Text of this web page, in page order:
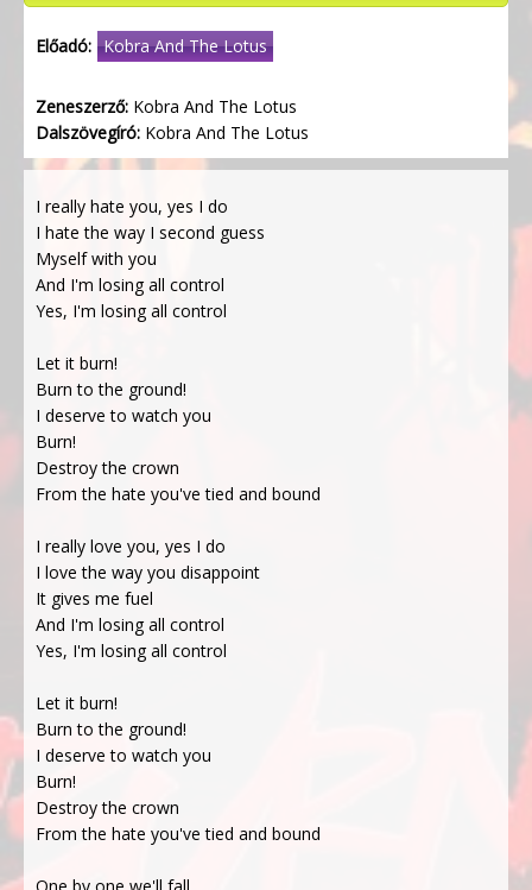
Előadó: Kobra And The Lotus
Zeneszerző: Kobra And The Lotus
Dalszövegíró: Kobra And The Lotus
I really hate you, yes I do
I hate the way I second guess
Myself with you
And I'm losing all control
Yes, I'm losing all control
Let it burn!
Burn to the ground!
I deserve to watch you
Burn!
Destroy the crown
From the hate you've tied and bound
I really love you, yes I do
I love the way you disappoint
It gives me fuel
And I'm losing all control
Yes, I'm losing all control
Let it burn!
Burn to the ground!
I deserve to watch you
Burn!
Destroy the crown
From the hate you've tied and bound